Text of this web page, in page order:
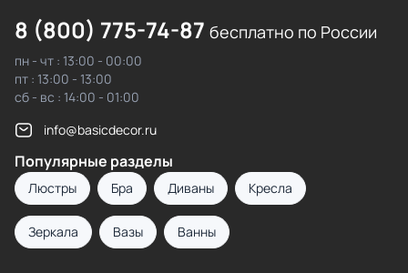
8 (800) 775-74-87 бесплатно по России
пн - чт : 13:00 - 00:00
пт : 13:00 - 13:00
сб - вс : 14:00 - 01:00
info@basicdecor.ru
Популярные разделы
Люстры Бра Диваны Кресла
Зеркала Вазы Ванны